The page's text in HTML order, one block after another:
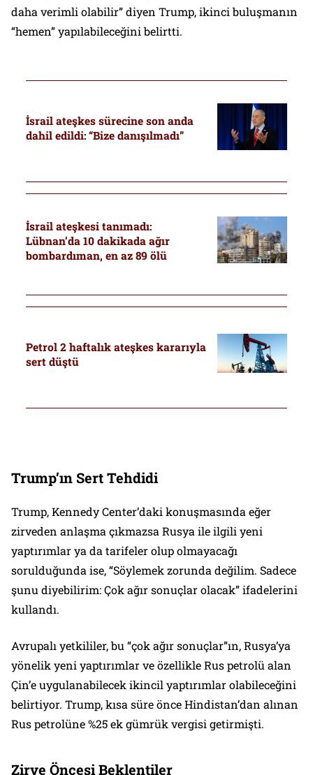
daha verimli olabilir” diyen Trump, ikinci buluşmanın
“hemen” yapılabileceğini belirtti.
İsrail ateşkes sürecine son anda
dahil edildi: “Bize danışılmadı”
İsrail ateşkesi tanımadı:
Lübnan’da 10 dakikada ağır
bombardıman, en az 89 ölü
Petrol 2 haftalık ateşkes kararıyla
sert düştü
Trump’ın Sert Tehdidi
Trump, Kennedy Center’daki konuşmasında eğer
zirveden anlaşma çıkmazsa Rusya ile ilgili yeni
yaptırımlar ya da tarifeler olup olmayacağı
sorulduğunda ise, “Söylemek zorunda değilim. Sadece
şunu diyebilirim: Çok ağır sonuçlar olacak” ifadelerini
kullandı.
Avrupalı yetkililer, bu “çok ağır sonuçlar”ın, Rusya’ya
yönelik yeni yaptırımlar ve özellikle Rus petrolü alan
Çin’e uygulanabilecek ikincil yaptırımlar olabileceğini
belirtiyor. Trump, kısa süre önce Hindistan’dan alınan
Rus petrolüne %25 ek gümrük vergisi getirmişti.
Zirve Öncesi Beklentiler